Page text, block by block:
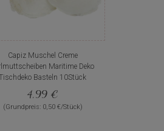
Capiz Muschel Creme
Maritime Deko
Basteln 10Stück
4,99 €
(Grundpreis: 0,50 €/Stück)